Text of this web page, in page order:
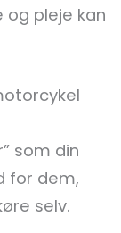
pleje kan
som din
for dem,
selv.